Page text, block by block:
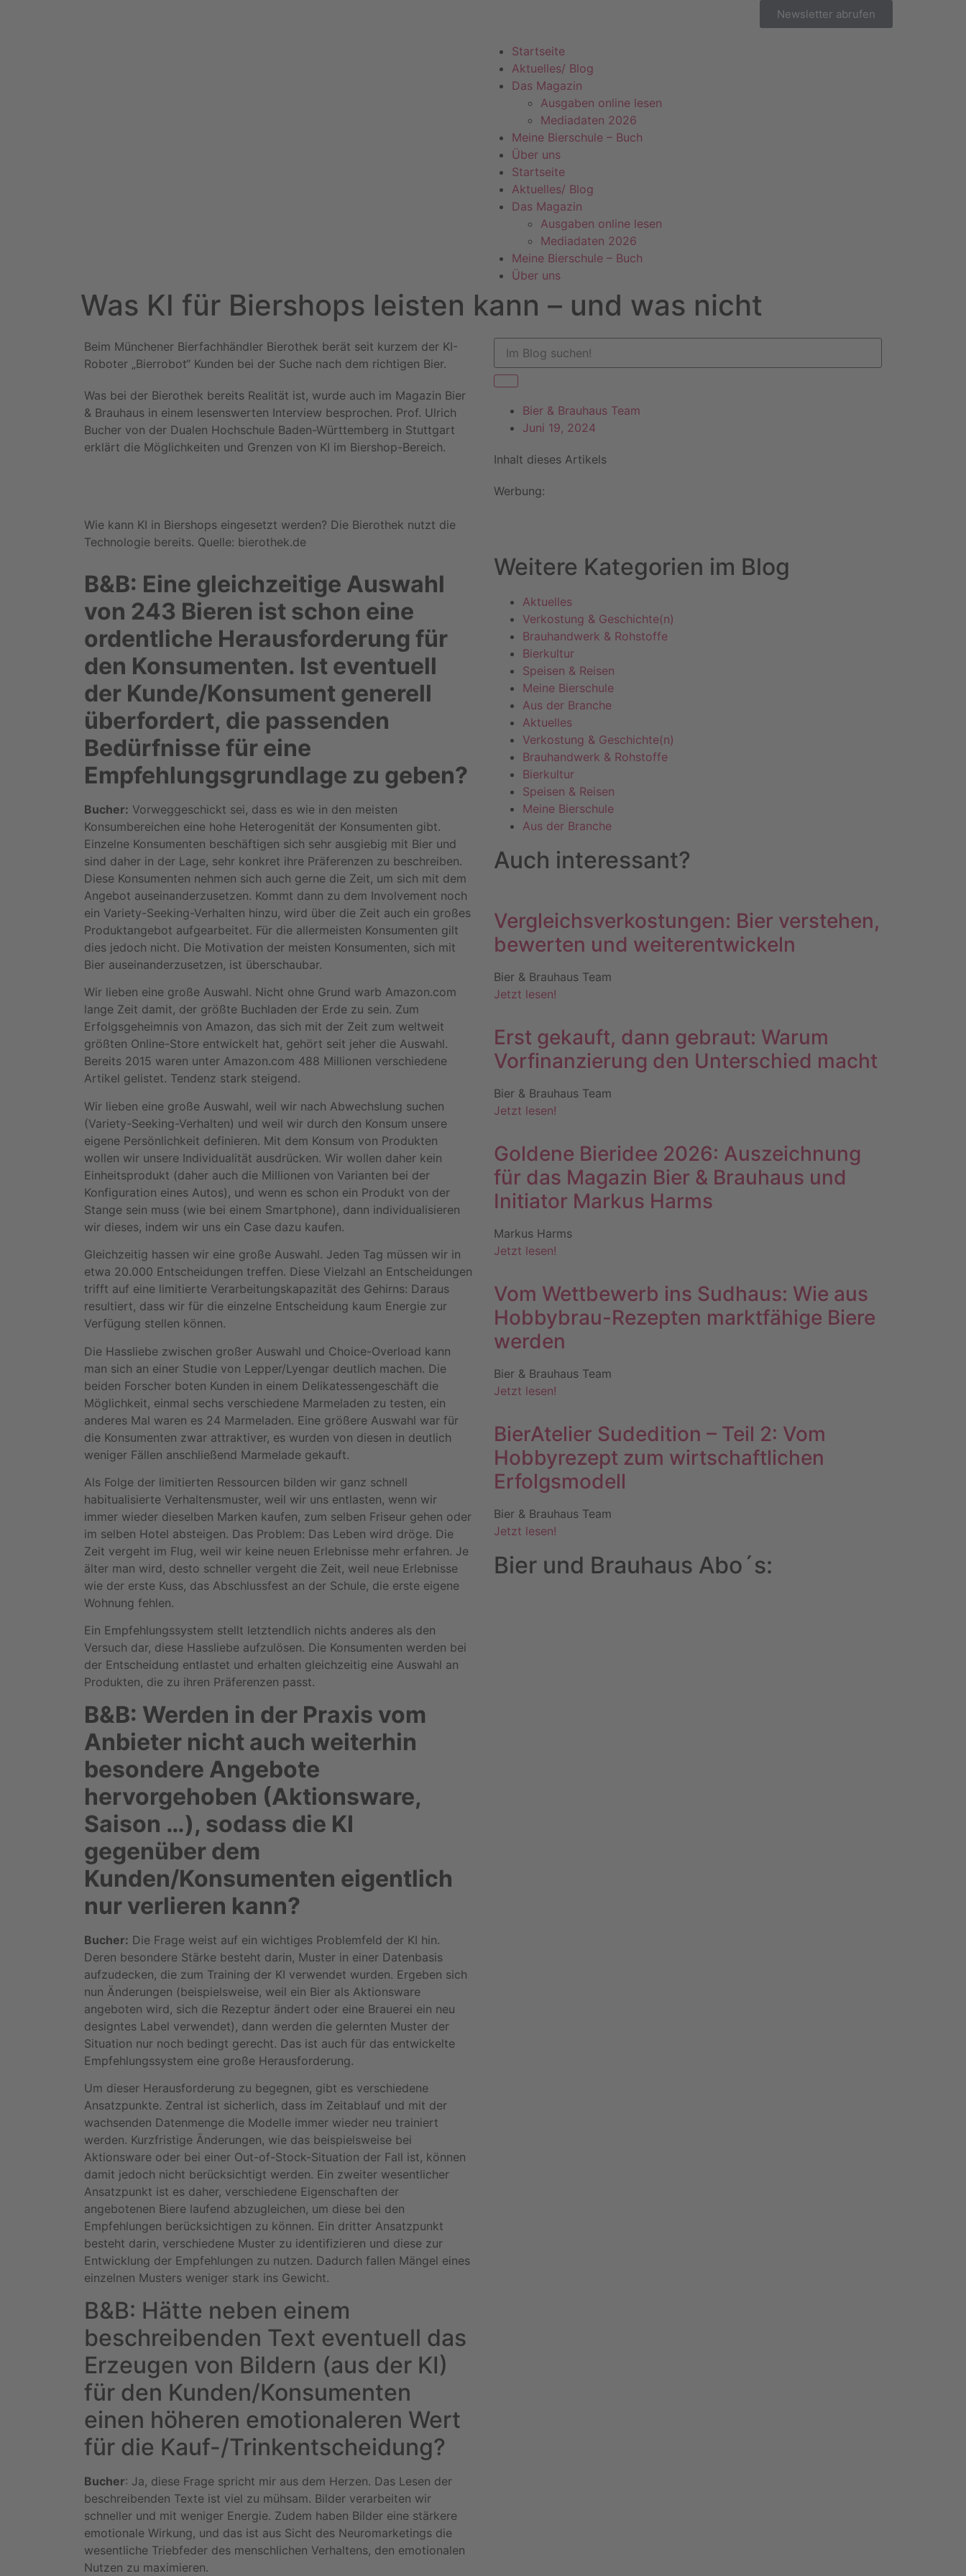
Newsletter abrufen
Startseite
Aktuelles/ Blog
Das Magazin
Ausgaben online lesen
Mediadaten 2026
Meine Bierschule – Buch
Über uns
Startseite
Aktuelles/ Blog
Das Magazin
Ausgaben online lesen
Mediadaten 2026
Meine Bierschule – Buch
Über uns
Was KI für Biershops leisten kann – und was nicht
Beim Münchener Bierfachhändler Bierothek berät seit kurzem der KI-
Roboter „Bierrobot“ Kunden bei der Suche nach dem richtigen Bier.
Was bei der Bierothek bereits Realität ist, wurde auch im Magazin Bier
& Brauhaus in einem lesenswerten Interview besprochen. Prof. Ulrich
Bucher von der Dualen Hochschule Baden-Württemberg in Stuttgart
erklärt die Möglichkeiten und Grenzen von KI im Biershop-Bereich.
Wie kann KI in Biershops eingesetzt werden? Die Bierothek nutzt die
Technologie bereits. Quelle: bierothek.de
B&B: Eine gleichzeitige Auswahl
von 243 Bieren ist schon eine
ordentliche Herausforderung für
den Konsumenten. Ist eventuell
der Kunde/Konsument generell
überfordert, die passenden
Bedürfnisse für eine
Empfehlungsgrundlage zu geben?
Bucher: Vorweggeschickt sei, dass es wie in den meisten
Konsumbereichen eine hohe Heterogenität der Konsumenten gibt.
Einzelne Konsumenten beschäftigen sich sehr ausgiebig mit Bier und
sind daher in der Lage, sehr konkret ihre Präferenzen zu beschreiben.
Diese Konsumenten nehmen sich auch gerne die Zeit, um sich mit dem
Angebot auseinanderzusetzen. Kommt dann zu dem Involvement noch
ein Variety-Seeking-Verhalten hinzu, wird über die Zeit auch ein großes
Produktangebot aufgearbeitet. Für die allermeisten Konsumenten gilt
dies jedoch nicht. Die Motivation der meisten Konsumenten, sich mit
Bier auseinanderzusetzen, ist überschaubar.
Wir lieben eine große Auswahl. Nicht ohne Grund warb Amazon.com
lange Zeit damit, der größte Buchladen der Erde zu sein. Zum
Erfolgsgeheimnis von Amazon, das sich mit der Zeit zum weltweit
größten Online-Store entwickelt hat, gehört seit jeher die Auswahl.
Bereits 2015 waren unter Amazon.com 488 Millionen verschiedene
Artikel gelistet. Tendenz stark steigend.
Wir lieben eine große Auswahl, weil wir nach Abwechslung suchen
(Variety-Seeking-Verhalten) und weil wir durch den Konsum unsere
eigene Persönlichkeit definieren. Mit dem Konsum von Produkten
wollen wir unsere Individualität ausdrücken. Wir wollen daher kein
Einheitsprodukt (daher auch die Millionen von Varianten bei der
Konfiguration eines Autos), und wenn es schon ein Produkt von der
Stange sein muss (wie bei einem Smartphone), dann individualisieren
wir dieses, indem wir uns ein Case dazu kaufen.
Gleichzeitig hassen wir eine große Auswahl. Jeden Tag müssen wir in
etwa 20.000 Entscheidungen treffen. Diese Vielzahl an Entscheidungen
trifft auf eine limitierte Verarbeitungskapazität des Gehirns: Daraus
resultiert, dass wir für die einzelne Entscheidung kaum Energie zur
Verfügung stellen können.
Die Hassliebe zwischen großer Auswahl und Choice-Overload kann
man sich an einer Studie von Lepper/Lyengar deutlich machen. Die
beiden Forscher boten Kunden in einem Delikatessengeschäft die
Möglichkeit, einmal sechs verschiedene Marmeladen zu testen, ein
anderes Mal waren es 24 Marmeladen. Eine größere Auswahl war für
die Konsumenten zwar attraktiver, es wurden von diesen in deutlich
weniger Fällen anschließend Marmelade gekauft.
Als Folge der limitierten Ressourcen bilden wir ganz schnell
habitualisierte Verhaltensmuster, weil wir uns entlasten, wenn wir
immer wieder dieselben Marken kaufen, zum selben Friseur gehen oder
im selben Hotel absteigen. Das Problem: Das Leben wird dröge. Die
Zeit vergeht im Flug, weil wir keine neuen Erlebnisse mehr erfahren. Je
älter man wird, desto schneller vergeht die Zeit, weil neue Erlebnisse
wie der erste Kuss, das Abschlussfest an der Schule, die erste eigene
Wohnung fehlen.
Ein Empfehlungssystem stellt letztendlich nichts anderes als den
Versuch dar, diese Hassliebe aufzulösen. Die Konsumenten werden bei
der Entscheidung entlastet und erhalten gleichzeitig eine Auswahl an
Produkten, die zu ihren Präferenzen passt.
B&B: Werden in der Praxis vom
Anbieter nicht auch weiterhin
besondere Angebote
hervorgehoben (Aktionsware,
Saison …), sodass die KI
gegenüber dem
Kunden/Konsumenten eigentlich
nur verlieren kann?
Bucher: Die Frage weist auf ein wichtiges Problemfeld der KI hin.
Deren besondere Stärke besteht darin, Muster in einer Datenbasis
aufzudecken, die zum Training der KI verwendet wurden. Ergeben sich
nun Änderungen (beispielsweise, weil ein Bier als Aktionsware
angeboten wird, sich die Rezeptur ändert oder eine Brauerei ein neu
designtes Label verwendet), dann werden die gelernten Muster der
Situation nur noch bedingt gerecht. Das ist auch für das entwickelte
Empfehlungssystem eine große Herausforderung.
Um dieser Herausforderung zu begegnen, gibt es verschiedene
Ansatzpunkte. Zentral ist sicherlich, dass im Zeitablauf und mit der
wachsenden Datenmenge die Modelle immer wieder neu trainiert
werden. Kurzfristige Änderungen, wie das beispielsweise bei
Aktionsware oder bei einer Out-of-Stock-Situation der Fall ist, können
damit jedoch nicht berücksichtigt werden. Ein zweiter wesentlicher
Ansatzpunkt ist es daher, verschiedene Eigenschaften der
angebotenen Biere laufend abzugleichen, um diese bei den
Empfehlungen berücksichtigen zu können. Ein dritter Ansatzpunkt
besteht darin, verschiedene Muster zu identifizieren und diese zur
Entwicklung der Empfehlungen zu nutzen. Dadurch fallen Mängel eines
einzelnen Musters weniger stark ins Gewicht.
B&B: Hätte neben einem
beschreibenden Text eventuell das
Erzeugen von Bildern (aus der KI)
für den Kunden/Konsumenten
einen höheren emotionaleren Wert
für die Kauf-/Trinkentscheidung?
Bucher: Ja, diese Frage spricht mir aus dem Herzen. Das Lesen der
beschreibenden Texte ist viel zu mühsam. Bilder verarbeiten wir
schneller und mit weniger Energie. Zudem haben Bilder eine stärkere
emotionale Wirkung, und das ist aus Sicht des Neuromarketings die
wesentliche Triebfeder des menschlichen Verhaltens, den emotionalen
Nutzen zu maximieren.
Bier & Brauhaus Team
Juni 19, 2024
Inhalt dieses Artikels
Werbung:
Weitere Kategorien im Blog
Aktuelles
Verkostung & Geschichte(n)
Brauhandwerk & Rohstoffe
Bierkultur
Speisen & Reisen
Meine Bierschule
Aus der Branche
Aktuelles
Verkostung & Geschichte(n)
Brauhandwerk & Rohstoffe
Bierkultur
Speisen & Reisen
Meine Bierschule
Aus der Branche
Auch interessant?
Vergleichsverkostungen: Bier verstehen,
bewerten und weiterentwickeln
Bier & Brauhaus Team
Jetzt lesen!
Erst gekauft, dann gebraut: Warum
Vorfinanzierung den Unterschied macht
Bier & Brauhaus Team
Jetzt lesen!
Goldene Bieridee 2026: Auszeichnung
für das Magazin Bier & Brauhaus und
Initiator Markus Harms
Markus Harms
Jetzt lesen!
Vom Wettbewerb ins Sudhaus: Wie aus
Hobbybrau-Rezepten marktfähige Biere
werden
Bier & Brauhaus Team
Jetzt lesen!
BierAtelier Sudedition – Teil 2: Vom
Hobbyrezept zum wirtschaftlichen
Erfolgsmodell
Bier & Brauhaus Team
Jetzt lesen!
Bier und Brauhaus Abo´s: